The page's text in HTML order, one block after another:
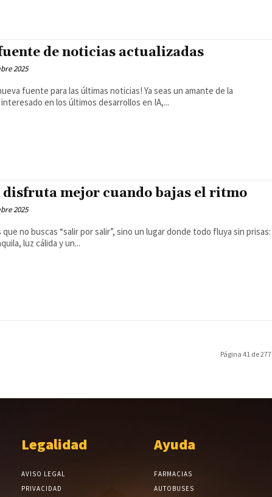
de noticias actualizadas
2025
fuente para las últimas noticias! Ya seas un amante de la
en los últimos desarrollos en IA,...
disfruta mejor cuando bajas el ritmo
2025
que no buscas “salir por salir”, sino un lugar donde todo fluya sin prisas:
luz cálida y un...
Página 41 de 277
Legalidad
AVISO LEGAL
PRIVACIDAD
Ayuda
FARMACIAS
AUTOBUSES